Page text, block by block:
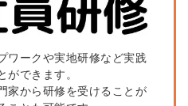
ワークや実地研修など実践
ができます。
家から研修を受けることが